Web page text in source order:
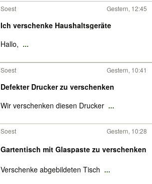
Soest Gestern, 12:45
Ich verschenke Haushaltsgeräte
Hallo, ...
Soest Gestern, 10:41
Defekter Drucker zu verschenken
Wir verschenken diesen Drucker ...
Soest Gestern, 10:28
Gartentisch mit Glaspaste zu verschenken
Verschenke abgebildeten Tisch ...